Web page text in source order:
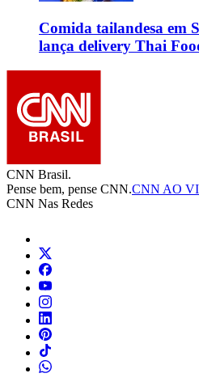
Comida tailandesa em
lança delivery Thai
CNN Brasil.
Pense bem, pense CNN.CNN AO
CNN Nas Redes